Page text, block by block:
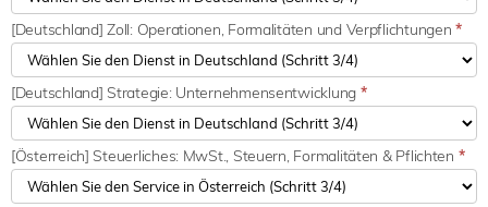
[Deutschland] Zoll: Operationen, Formalitäten und Verpflichtungen*
[Deutschland] Strategie: Unternehmensentwicklung *
[Österreich] Steuerliches: MwSt., Steuern, Formalitäten & Pflichten *